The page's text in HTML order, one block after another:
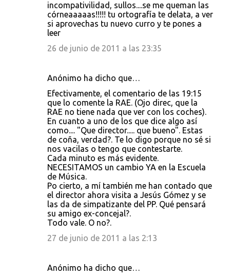
incompativilidad, sullos....se me queman las
córneaaaaas!!!!! tu ortografía te delata, a ver
si aprovechas tu nuevo curro y te pones a
leer
26 de junio de 2011 a las 23:35
Anónimo ha dicho que…
Efectivamente, el comentario de las 19:15
que lo comente la RAE. (Ojo direc, que la
RAE no tiene nada que ver con los coches).
En cuanto a uno de los que dice algo así
como.... "Que director..... que bueno". Estas
de coña, verdad?. Te lo digo porque no sé si
nos vacilas o tengo que contestarte.
Cada minuto es más evidente.
NECESITAMOS un cambio YA en la Escuela
de Música.
Po cierto, a mí también me han contado que
el director ahora visita a Jesús Gómez y se
las da de simpatizante del PP. Qué pensará
su amigo ex-concejal?.
Todo vale. O no?.
27 de junio de 2011 a las 2:13
Anónimo ha dicho que…